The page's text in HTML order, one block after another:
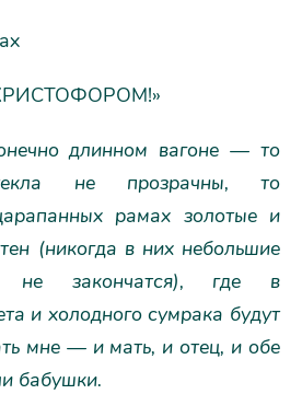
длинном вагоне — то
не прозрачны, то
рамах золотые и
(никогда в них небольшие
не закончатся), где в
и холодного сумрака будут
мне — и мать, и отец, и обе
бабушки.